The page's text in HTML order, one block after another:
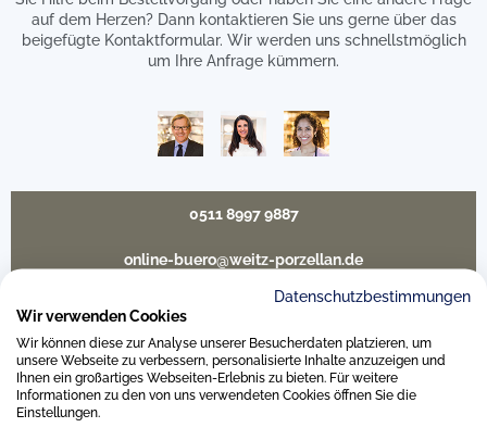
auf dem Herzen? Dann kontaktieren Sie uns gerne über das
beigefügte Kontaktformular. Wir werden uns schnellstmöglich
um Ihre Anfrage kümmern.
0511 8997 9887
online-buero@weitz-porzellan.de
Unsere Häuser
Datenschutzbestimmungen
Wir verwenden Cookies
Wir können diese zur Analyse unserer Besucherdaten platzieren, um
unsere Webseite zu verbessern, personalisierte Inhalte anzuzeigen und
Ihnen ein großartiges Webseiten-Erlebnis zu bieten. Für weitere
Informationen zu den von uns verwendeten Cookies öffnen Sie die
Einstellungen.